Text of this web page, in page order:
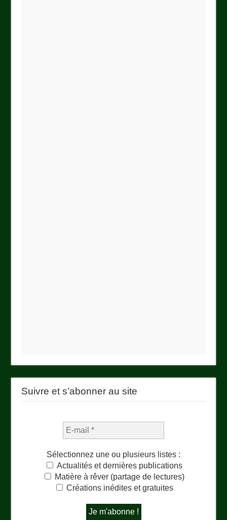
Suivre et s’abonner au site
Sélectionnez une ou plusieurs listes :
Actualités et dernières publications
Matière à rêver (partage de lectures)
Créations inédites et gratuites